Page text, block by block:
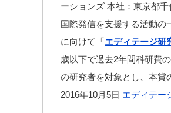
ーションズ 本社：東京都
国際発信を支援する活動の
に向けて「エディテージ研
歳以下で過去2年間科研費
の研究者を対象とし、本賞
2016年10月5日 エディテー